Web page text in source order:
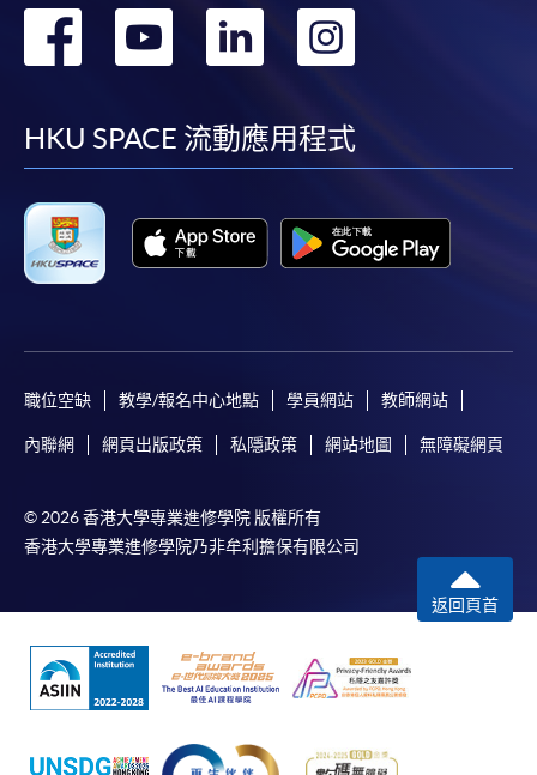
轉
facebook
轉
youtube
轉
linkedin
轉
HKU SPACE 流動應用程式
職位空缺 教學/報名中心地點 學員網站 教師網站
內聯網 網頁出版政策 私隱政策 網站地圖 無障礙網頁
© 2026 香港大學專業進修學院 版權所有
香港大學專業進修學院乃非牟利擔保有限公司
返回頁首